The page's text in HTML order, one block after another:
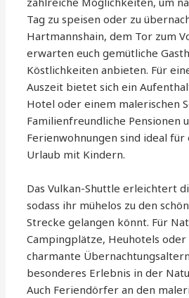
Tag zu speisen oder zu
Hartmannshain, dem Tor zum
erwarten euch gemütliche
Köstlichkeiten anbieten. Für
Auszeit bietet sich ein
Hotel oder einem malerischen
Familienfreundliche Pensionen
Ferienwohnungen sind ideal
Urlaub mit Kindern.
Das Vulkan-Shuttle erleichtert
sodass ihr mühelos zu den
Strecke gelangen könnt. Für
Campingplätze, Heuhotels
charmante
besonderes Erlebnis in der
Auch Feriendörfer an den